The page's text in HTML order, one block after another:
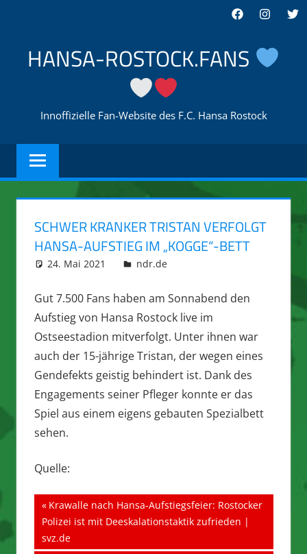
springen
Facebook
HANSA-ROSTOCK.FANS
Innoffizielle Fan-Website des F.C. Hansa Rostock
SCHWER KRANKER TRISTAN VERFOLGT
HANSA-AUFSTIEG IM „KOGGE“-BETT
24. Mai 2021 integromat
ndr.de
Gut 7.500 Fans haben am Sonnabend den
Aufstieg von Hansa Rostock live im
Ostseestadion mitverfolgt. Unter ihnen war
auch der 15-jährige Tristan, der wegen eines
Gendefekts geistig behindert ist. Dank des
Engagements seiner Pfleger konnte er das
Spiel aus einem eigens gebauten Spezialbett
sehen.
Quelle:
Beitragsnavigation
Vorheriger
Beitrag:
Krawalle nach Hansa-Aufstiegsfeier: Rostocker
Polizei ist mit Deeskalationstaktik zufrieden |
svz.de